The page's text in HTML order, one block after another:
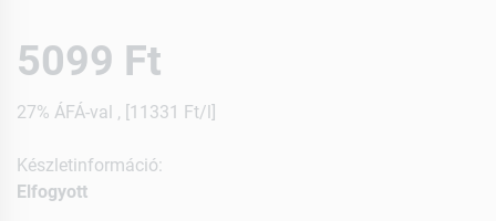
5099 Ft
27% ÁFÁ-val , [11331 Ft/l]
Készletinformáció:
Elfogyott